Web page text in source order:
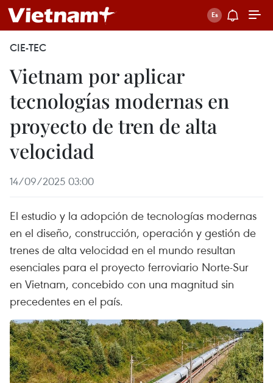
CIE-TEC
Vietnam por aplicar
tecnologías modernas en
proyecto de tren de alta
velocidad
14/09/2025 03:00
El estudio y la adopción de tecnologías modernas
en el diseño, construcción, operación y gestión de
trenes de alta velocidad en el mundo resultan
esenciales para el proyecto ferroviario Norte-Sur
en Vietnam, concebido con una magnitud sin
precedentes en el país.